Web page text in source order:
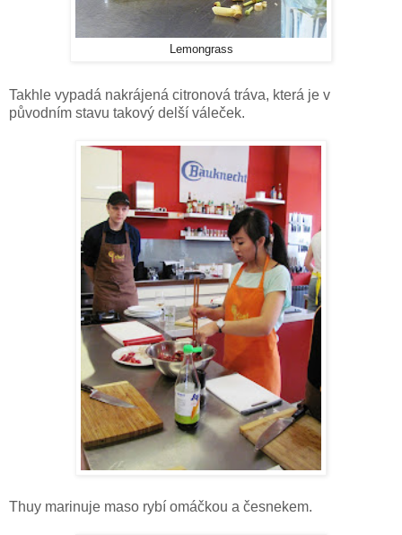
Lemongrass
Takhle vypadá nakrájená citronová tráva, která je v
původním stavu takový delší váleček.
Thuy marinuje maso rybí omáčkou a česnekem.